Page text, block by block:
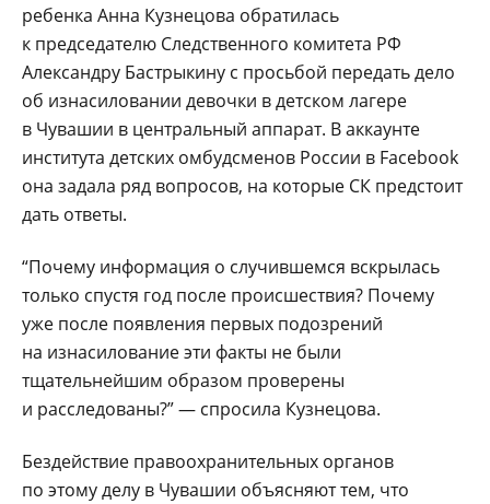
ребенка Анна Кузнецова обратилась
к председателю Следственного комитета РФ
Александру Бастрыкину с просьбой передать дело
об изнасиловании девочки в детском лагере
в Чувашии в центральный аппарат. В аккаунте
института детских омбудсменов России в Facebook
она задала ряд вопросов, на которые СК предстоит
дать ответы.
“Почему информация о случившемся вскрылась
только спустя год после происшествия? Почему
уже после появления первых подозрений
на изнасилование эти факты не были
тщательнейшим образом проверены
и расследованы?” — спросила Кузнецова.
Бездействие правоохранительных органов
по этому делу в Чувашии объясняют тем, что